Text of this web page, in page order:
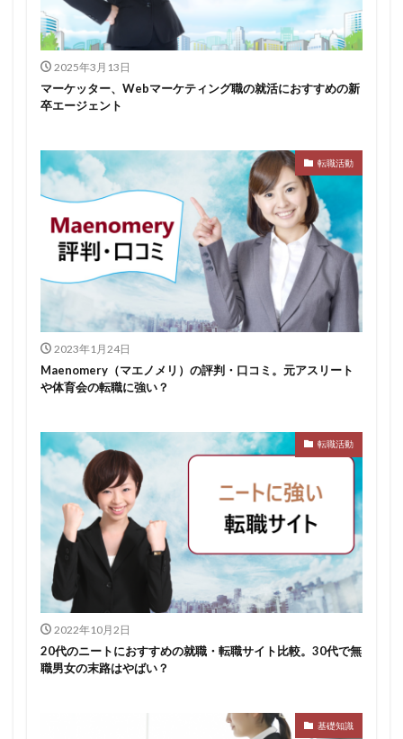
2025年3月13日
マーケッター、Webマーケティング職の就活におすすめの新
卒エージェント
転職活動
2023年1月24日
Maenomery（マエノメリ）の評判・口コミ。元アスリート
や体育会の転職に強い？
転職活動
2022年10月2日
20代のニートにおすすめの就職・転職サイト比較。30代で無
職男女の末路はやばい？
基礎知識
ホワイト企業ランキング
不人気業界
人生終了
二次面接
二次募集 事務職
九州地方
中小企業
ユニスタイル
一次面接
リクナビ就職エージェント
リクナビ
ランキング
マーケッター
ホワイト企業
シェア
スタートアップ
ディグアップキャリア
ツノル
タイプ
スポナビキャリア
スポチョク
スポチャレ
スポーツフィールド
スポーツ
スカウトサイト
デューダ スーツ
しんどい
シンクトワイス
ジョブラス
ジョブトラ
ジョブティービー
システムエンジニア
ジェイック
テストセンター
どこから
ボロボロ
ベクトル
ペースボックス
プログラミング
プログラマー
フューチャーファインダー
どこでもいい
ビズリーチ・キャンパス
バレない
ハタラクティブ
ネオキャリア
ニート
どんな性格の人
どんな仕事が向いている
とりあえず
どっち
高卒
検索